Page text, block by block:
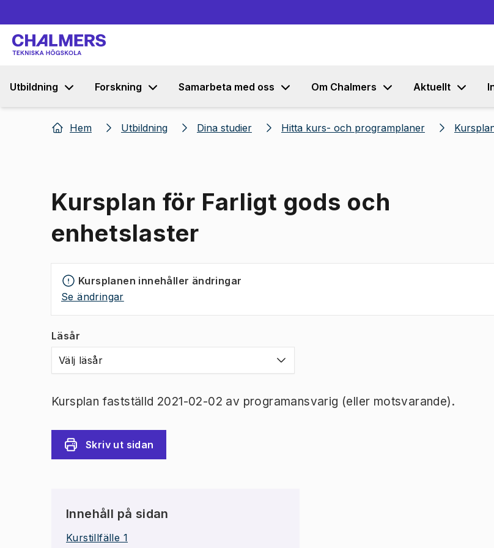
Utbildning Forskning Samarbeta med oss Om Chalmers Aktuellt
Hem Utbildning Dina studier Hitta kurs- och programplaner
Kursplan för Farligt gods och
enhetslaster
Kursplanen innehåller ändringar
Se ändringar
Läsår
Välj läsår
Kursplan fastställd 2021-02-02 av programansvarig (eller motsvarande).
Skriv ut sidan
Innehåll på sidan
Kurstillfälle 1